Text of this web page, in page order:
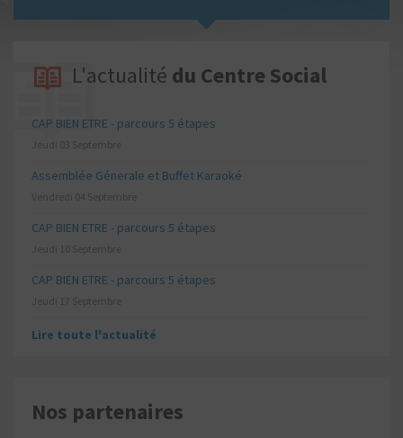
L'actualité du Centre Social
CAP BIEN ETRE - parcours 5 étapes
Jeudi 03 Septembre
Assemblée Génerale et Buffet Karaoké
Vendredi 04 Septembre
CAP BIEN ETRE - parcours 5 étapes
Jeudi 10 Septembre
CAP BIEN ETRE - parcours 5 étapes
Jeudi 17 Septembre
Lire toute l'actualité
Nos partenaires